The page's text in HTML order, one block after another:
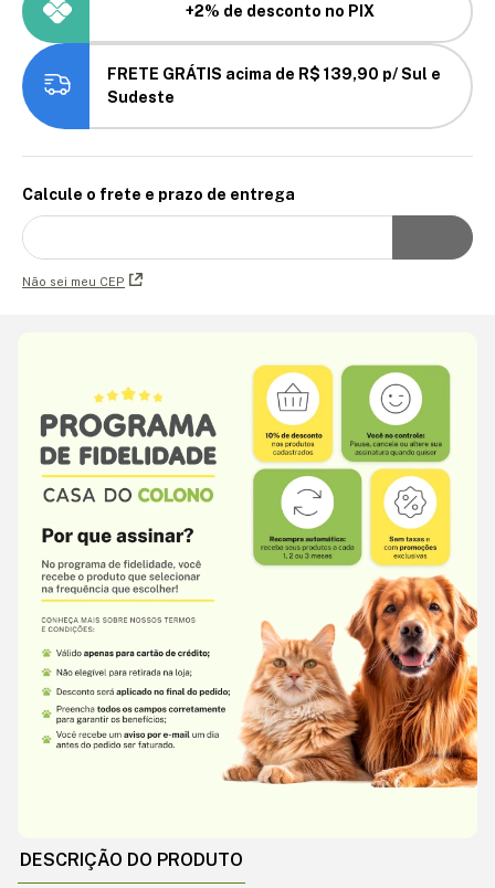
+2% de desconto no PIX
FRETE GRÁTIS acima de R$ 139,90 p/ Sul e
Sudeste
Calcule o frete e prazo de entrega
Não sei meu CEP
DESCRIÇÃO DO PRODUTO